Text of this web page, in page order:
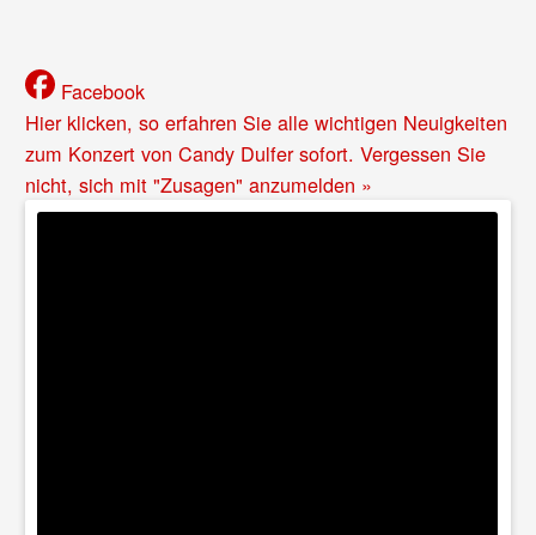
Facebook
Hier klicken, so erfahren Sie alle wichtigen Neuigkeiten
zum Konzert von Candy Dulfer sofort. Vergessen Sie
nicht, sich mit "Zusagen" anzumelden »